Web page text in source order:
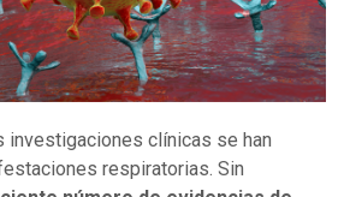
investigaciones clínicas se han
respiratorias. Sin